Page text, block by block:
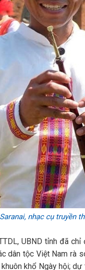
nhạc cụ truyền
UBND tỉnh đã
dân tộc Việt Nam rà
khổ Ngày hội;